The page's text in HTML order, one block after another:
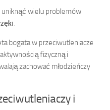
wielu problemów
.
bogata w przeciwutleniacze
fizyczną i
zachować młodzieńczy
i